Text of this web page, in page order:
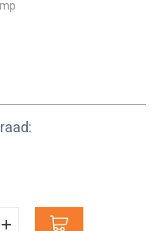
Hoeveelheid